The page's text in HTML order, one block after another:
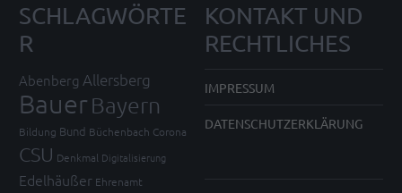
SCHLAGWÖRTE
R
Abenberg Allersberg
Bauer Bayern
Bildung Bund Büchenbach Corona
CSU Denkmal Digitalisierung
Edelhäußer Ehrenamt
KONTAKT UND
RECHTLICHES
IMPRESSUM
DATENSCHUTZERKLÄRUNG